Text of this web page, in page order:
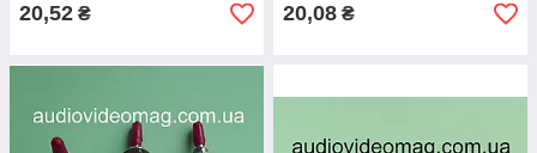
20,52 ₴ 20,08 ₴